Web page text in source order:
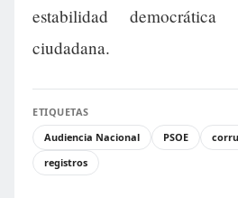
estabilidad
ciudadana.
ETIQUETAS
Audiencia Nacional
PSOE
registros